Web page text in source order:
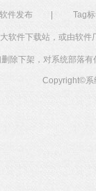
软件发布 Tag
软件下载站，或由软
除下架，对系统部落
Copyright©系